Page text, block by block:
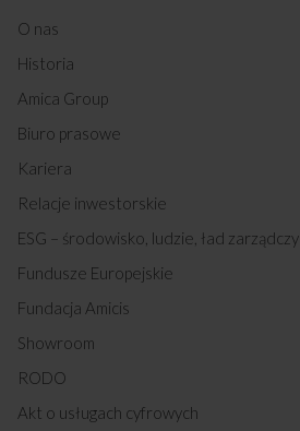
O nas
Historia
Amica Group
Biuro prasowe
Kariera
Relacje inwestorskie
ESG – środowisko, ludzie, ład zarządczy
Fundusze Europejskie
Fundacja Amicis
Showroom
RODO
Akt o usługach cyfrowych